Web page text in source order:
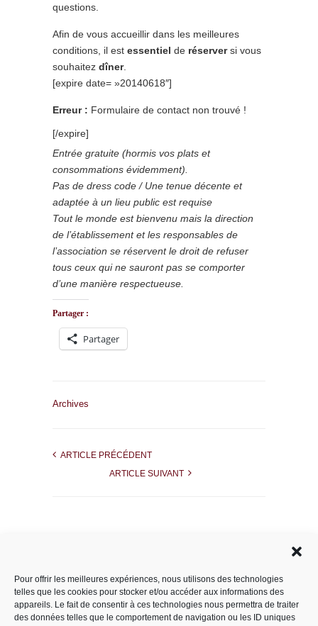
Pour offrir les meilleures expériences, nous utilisons des technologies
telles que les cookies pour stocker et/ou accéder aux informations des
appareils. Le fait de consentir à ces technologies nous permettra de traiter
des données telles que le comportement de navigation ou les ID uniques
questions.
Afin de vous accueillir dans les meilleures
conditions, il est essentiel de réserversi vous
souhaitez dîner.
[expire date= »20140618″]
Erreur : Formulaire de contact non trouvé !
[/expire]
Entrée gratuite (hormis vos plats et
consommations évidemment).
Pas de dress code / Une tenue décente et
adaptée à un lieu public est requise
Tout le monde est bienvenu mais la direction
de l’établissement et les responsables de
l’association se réservent le droit de refuser
tous ceux qui ne sauront pas se comporter
d’une manière respectueuse.
Partager :
Partager
Archives
ARTICLE PRÉCÉDENT
ARTICLE SUIVANT
Catégories